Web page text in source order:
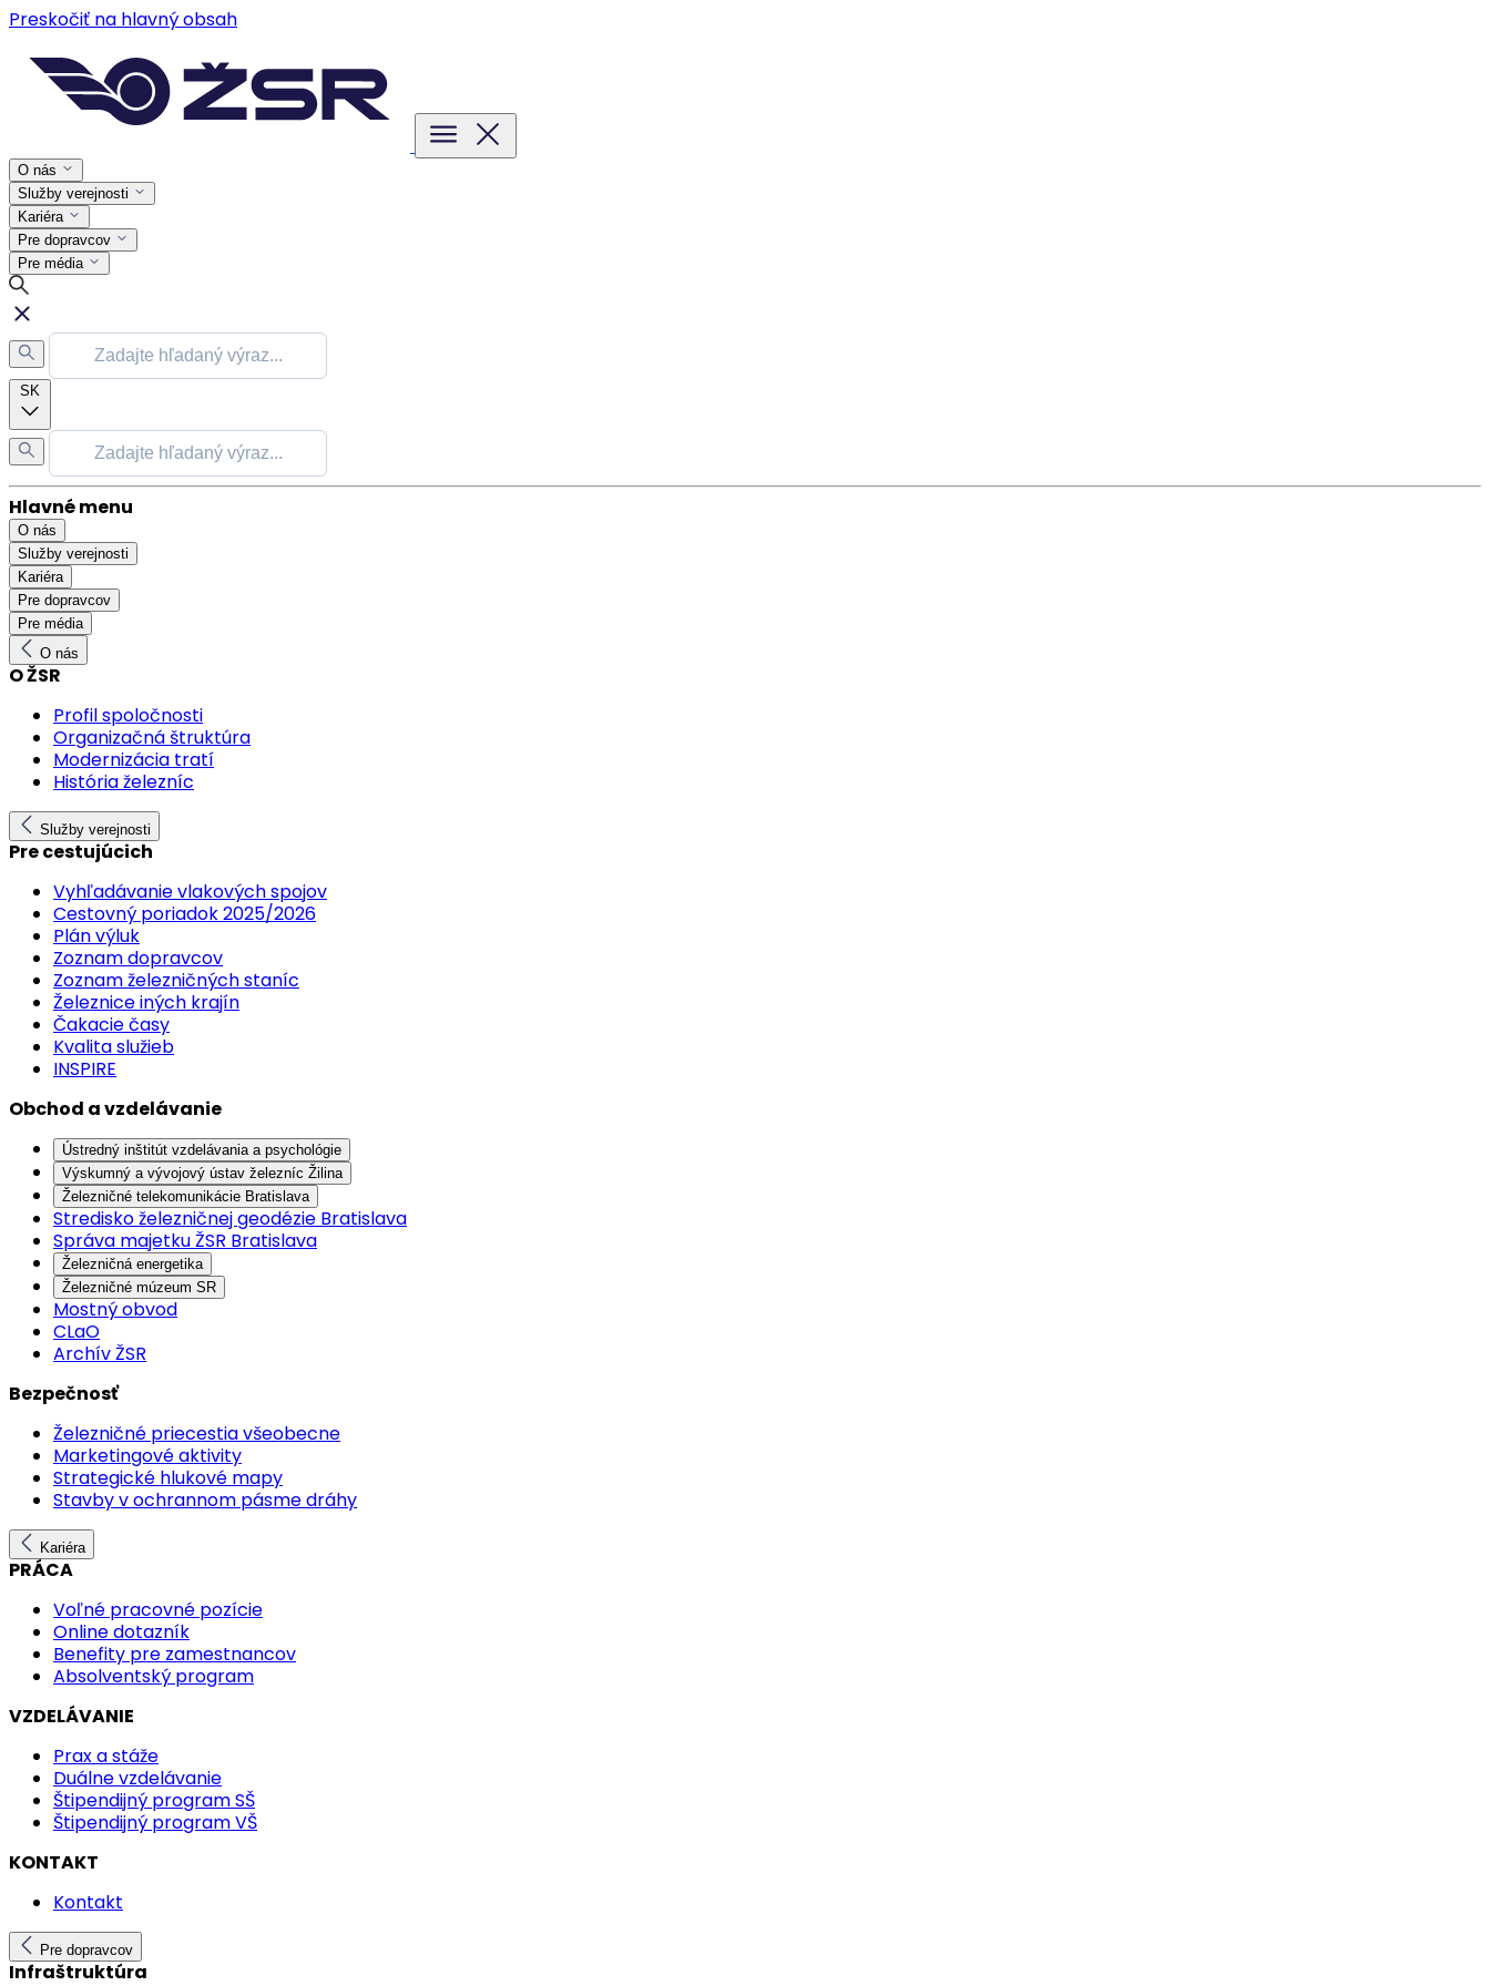
Preskočiť na hlavný obsah
O nás
Služby verejnosti
Kariéra
Pre dopravcov
Pre média
SK
Hlavné menu
O nás
Služby verejnosti
Kariéra
Pre dopravcov
Pre média
O nás
O ŽSR
Profil spoločnosti
Organizačná štruktúra
Modernizácia tratí
História železníc
Služby verejnosti
Pre cestujúcich
Vyhľadávanie vlakových spojov
Cestovný poriadok 2025/2026
Plán výluk
Zoznam dopravcov
Zoznam železničných staníc
Železnice iných krajín
Čakacie časy
Kvalita služieb
INSPIRE
Obchod a vzdelávanie
Ústredný inštitút vzdelávania a psychológie
Výskumný a vývojový ústav železníc Žilina
Železničné telekomunikácie Bratislava
Stredisko železničnej geodézie Bratislava
Správa majetku ŽSR Bratislava
Železničná energetika
Železničné múzeum SR
Mostný obvod
CLaO
Archív ŽSR
Bezpečnosť
Železničné priecestia všeobecne
Marketingové aktivity
Strategické hlukové mapy
Stavby v ochrannom pásme dráhy
Kariéra
PRÁCA
Voľné pracovné pozície
Online dotazník
Benefity pre zamestnancov
Absolventský program
VZDELÁVANIE
Prax a stáže
Duálne vzdelávanie
Štipendijný program SŠ
Štipendijný program VŠ
KONTAKT
Kontakt
Pre dopravcov
Infraštruktúra